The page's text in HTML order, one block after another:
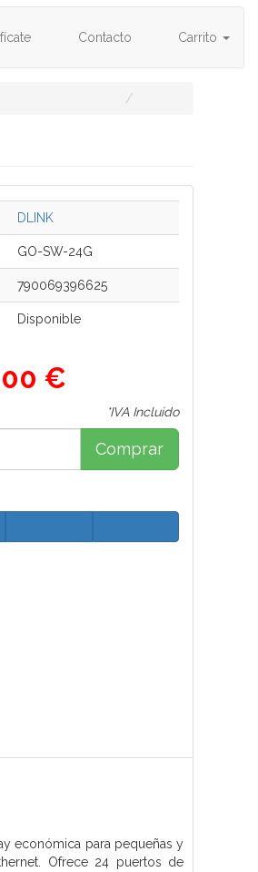
Contacto Carrito
DLINK
GO-SW-24G
790069396625
Disponible
€
*IVA Incluido
Comprar
económica para pequeñas y
Ofrece 24 puertos de